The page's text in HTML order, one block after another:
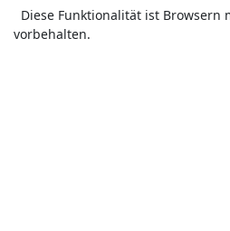
Diese Funktionalität ist Browsern
vorbehalten.